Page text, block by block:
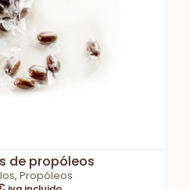
de propóleos
, Propóleos